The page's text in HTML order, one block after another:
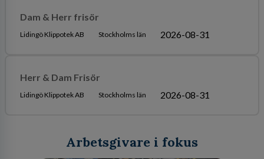
Dam & Herr frisör
Lidingö Klippotek AB Stockholms län 2026-08-31
Herr & Dam Frisör
Lidingö Klippotek AB Stockholms län 2026-08-31
Arbetsgivare i fokus